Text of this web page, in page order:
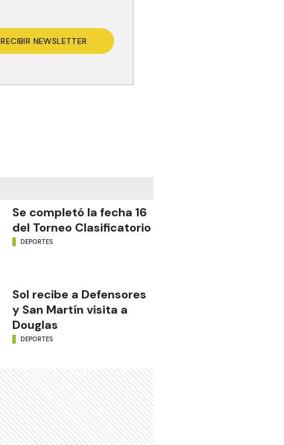
RECIBIR NEWSLETTER
Se completó la fecha 16
del Torneo Clasificatorio
DEPORTES
Sol recibe a Defensores
y San Martín visita a
Douglas
DEPORTES